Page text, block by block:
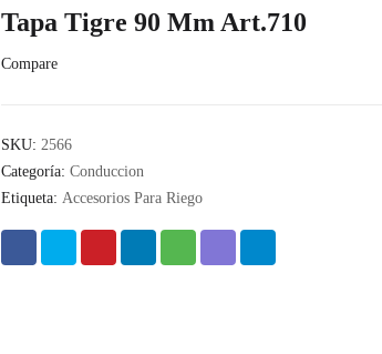
Tapa Tigre 90 Mm Art.710
Compare
SKU: 2566
Categoría: Conduccion
Etiqueta: Accesorios Para Riego